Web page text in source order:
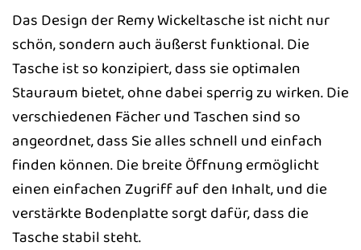
Das Design der Remy Wickeltasche ist nicht nur
schön, sondern auch äußerst funktional. Die
Tasche ist so konzipiert, dass sie optimalen
Stauraum bietet, ohne dabei sperrig zu wirken. Die
verschiedenen Fächer und Taschen sind so
angeordnet, dass Sie alles schnell und einfach
finden können. Die breite Öffnung ermöglicht
einen einfachen Zugriff auf den Inhalt, und die
verstärkte Bodenplatte sorgt dafür, dass die
Tasche stabil steht.